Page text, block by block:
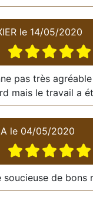
le 14/05/2020
pas très
mais le travail a
le 04/05/2020
soucieuse de bons